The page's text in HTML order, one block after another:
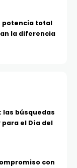
potencia total
la diferencia
las búsquedas
el Día del
con